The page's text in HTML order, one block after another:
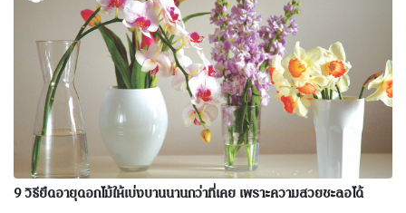
9 วิธียืดอายุดอกไม้ให้เบ่งบานนานกว่าที่เคย เพราะความสวยชะลอได้